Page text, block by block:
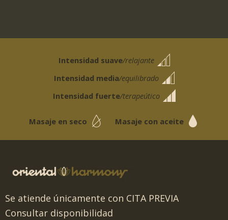
Intensidad suave/relajante
Intensidad media/equilibrado
Intensidad fuerte/terapeútico
Masaje en seco Masaje con aceite
Se atiende únicamente con CITA PREVIA
Consultar disponibilidad